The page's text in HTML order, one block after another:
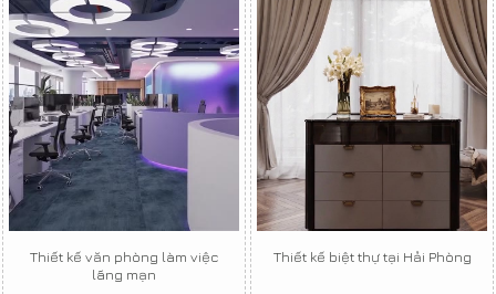
Thiết kế văn phòng làm việc
lãng mạn
Thiết kế biệt thự tại Hải Phòng